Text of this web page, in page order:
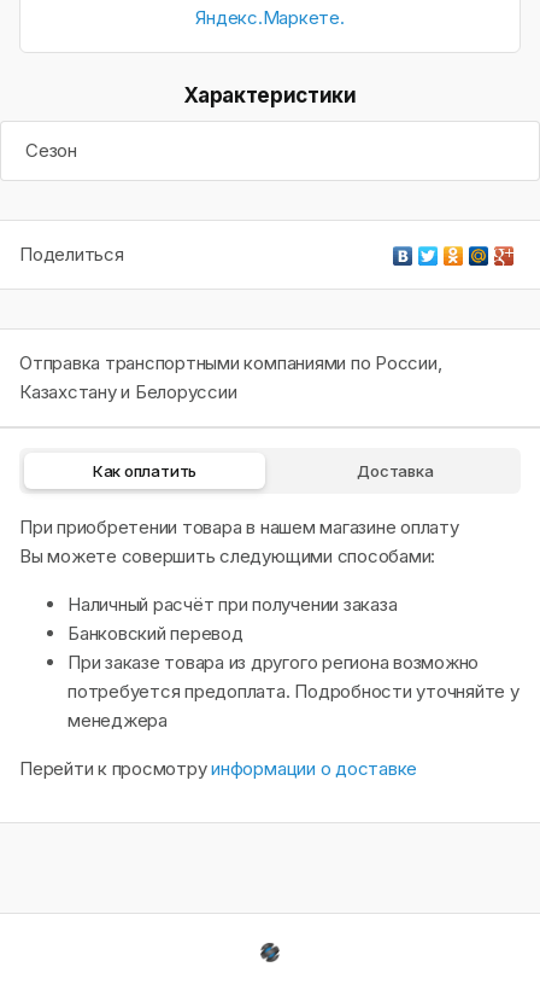
Характеристики
Сезон
Поделиться
Отправка транспортными компаниями по России,
Казахстану и Белоруссии
Как оплатить Доставка
При приобретении товара в нашем магазине оплату
Вы можете совершить следующими способами:
Наличный расчёт при получении заказа
Банковский перевод
При заказе товара из другого региона возможно
потребуется предоплата. Подробности уточняйте у
менеджера
Перейти к просмотруинформации о доставке